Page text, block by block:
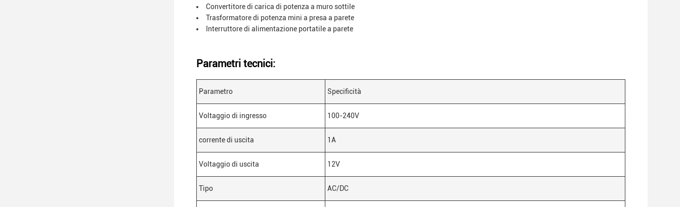
Convertitore di carica di potenza a muro sottile
Trasformatore di potenza mini a presa a parete
Interruttore di alimentazione portatile a parete
Parametri tecnici:
Parametro Specificità
Voltaggio di ingresso 100-240V
corrente di uscita 1A
Voltaggio di uscita 12V
Tipo AC/DC